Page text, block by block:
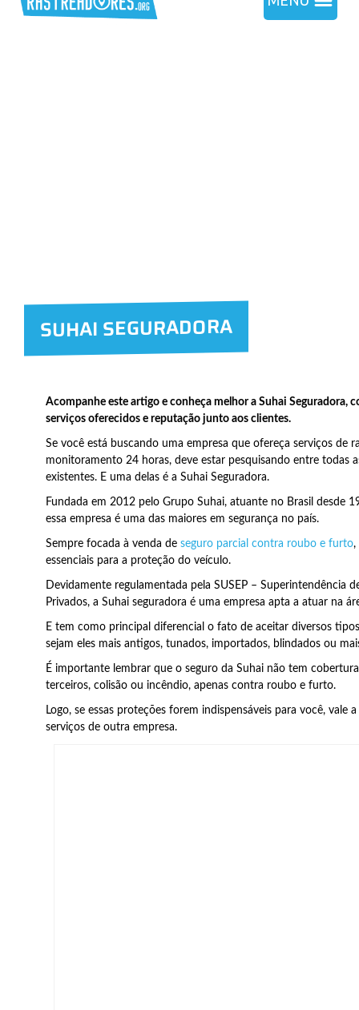
SUHAI SEGURADORA
Acompanhe este artigo e conheça melhor a Suhai Seguradora,
serviços oferecidos e reputação junto aos clientes.
Se você está buscando uma empresa que ofereça serviços de
monitoramento 24 horas, deve estar pesquisando entre todas
existentes. E uma delas é a Suhai Seguradora.
Fundada em 2012 pelo Grupo Suhai, atuante no Brasil desde
essa empresa é uma das maiores em segurança no país.
Sempre focada à venda deseguro parcial contra roubo e furto,
essenciais para a proteção do veículo.
Devidamente regulamentada pela SUSEP – Superintendência
Privados, a Suhai seguradora é uma empresa apta a atuar na
E tem como principal diferencial o fato de aceitar diversos
sejam eles mais antigos, tunados, importados, blindados ou
É importante lembrar que o seguro da Suhai não tem
terceiros, colisão ou incêndio, apenas contra roubo e furto.
Logo, se essas proteções forem indispensáveis para você, vale
serviços de outra empresa.